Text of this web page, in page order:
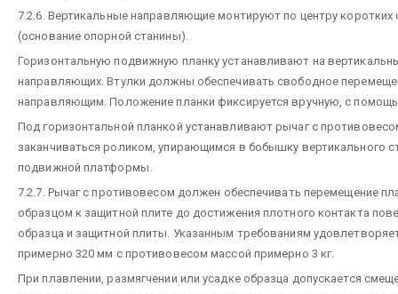
7.2.6. Вертикальные направляющие монтируют по центру
(основание опорной станины).
Горизонтальную подвижную планку устанавливают на
направляющих. Втулки должны обеспечивать свободное
направляющим. Положение планки фиксируется вручную, с
Под горизонтальной планкой устанавливают рычаг с
заканчиваться роликом, упирающимся в бобышку вертикального
подвижной платформы.
7.2.7. Рычаг с противовесом должен обеспечивать перемещение
образцом к защитной плите до достижения плотного контакта
образца и защитной плиты. Указанным требованиям
примерно 320 мм с противовесом массой примерно 3 кг.
При плавлении, размягчении или усадке образца допускается